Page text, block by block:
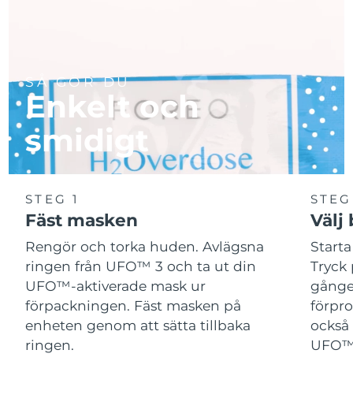
SÅ GÖR DU
Enkelt och
smidigt
STEG 1
Fäst masken
Rengör och torka huden. Avlägsna
ringen från UFO™ 3 och ta ut din
UFO™-aktiverade mask ur
förpackningen. Fäst masken på
enheten genom att sätta tillbaka
ringen.
Välj
Tryck